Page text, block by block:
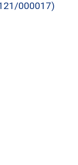
000017)